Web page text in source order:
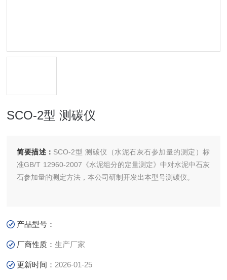
SCO-2型 测碳仪
简要描述： SCO-2型 测碳仪（水泥石灰石参加量的测定）标
准GB/T 12960-2007《水泥组分的定量测定》中对水泥中石灰
石参加量的测定方法，本公司研制开发出本型号测碳仪。
产品型号：
厂商性质：生产厂家
更新时间： 2026-01-25